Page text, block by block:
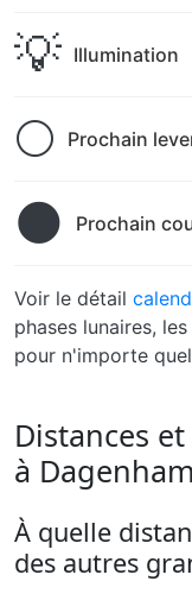
💡 Illumination
🌕 Prochain
🌑 Prochain
Voir le détail
phases lunaires,
pour n'importe
Distances
à Dagenham
À quelle
des autres